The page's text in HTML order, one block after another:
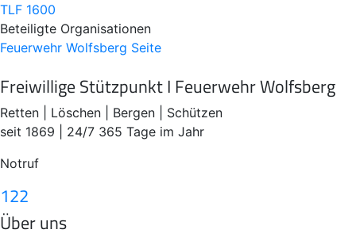
TLF 1600
Beteiligte Organisationen
Feuerwehr Wolfsberg Seite
Freiwillige Stützpunkt I Feuerwehr Wolfsberg
Retten | Löschen | Bergen | Schützen
seit 1869 | 24/7 365 Tage im Jahr
Notruf
122
Über uns